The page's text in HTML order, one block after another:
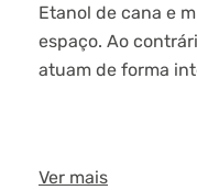
Etanol de cana e
espaço. Ao
atuam de forma
Ver mais